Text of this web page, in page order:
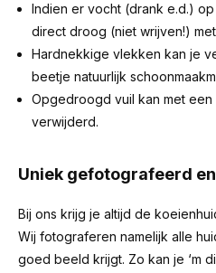
Indien er vocht (drank e.d.)
direct droog (niet wrijven!)
Hardnekkige vlekken kan je
beetje natuurlijk
Opgedroogd vuil kan met
verwijderd.
Uniek gefotografeerd
Bij ons krijg je altijd de
Wij fotograferen namelijk alle
goed beeld krijgt. Zo kan je ‘m